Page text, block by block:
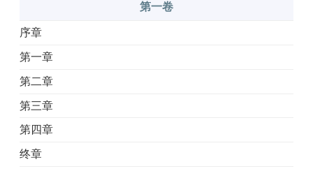
第一卷
序章
第一章
第二章
第三章
第四章
终章